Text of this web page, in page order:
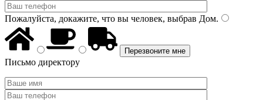
Пожалуйста, докажите, что вы человек, выбрав Дом.
Письмо директору